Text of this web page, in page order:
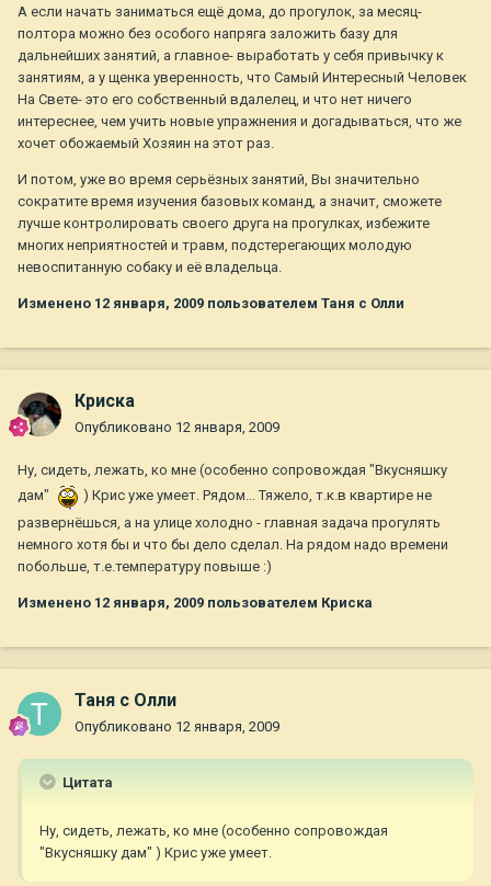
А если начать заниматься ещё дома, до прогулок, за месяц-
полтора можно без особого напряга заложить базу для
дальнейших занятий, а главное- выработать у себя привычку к
занятиям, а у щенка уверенность, что Самый Интересный Человек
На Свете- это его собственный вдалелец, и что нет ничего
интереснее, чем учить новые упражнения и догадываться, что же
хочет обожаемый Хозяин на этот раз.
И потом, уже во время серьёзных занятий, Вы значительно
сократите время изучения базовых команд, а значит, сможете
лучше контролировать своего друга на прогулках, избежите
многих неприятностей и травм, подстерегающих молодую
невоспитанную собаку и её владельца.
Изменено 12 января, 2009 пользователем Таня с Олли
Криска
Опубликовано 12 января, 2009
Ну, сидеть, лежать, ко мне (особенно сопровождая "Вкусняшку
дам"
) Крис уже умеет. Рядом... Тяжело, т.к.в квартире не
развернёшься, а на улице холодно - главная задача прогулять
немного хотя бы и что бы дело сделал. На рядом надо времени
побольше, т.е.температуру повыше :)
Изменено 12 января, 2009 пользователем Криска
Таня с Олли
Опубликовано 12 января, 2009
Цитата
Ну, сидеть, лежать, ко мне (особенно сопровождая
"Вкусняшку дам" ) Крис уже умеет.